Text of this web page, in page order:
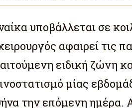
υποβάλλεται σε
αφαιρεί τις
ειδική ζώνη
μίας
την επόμενη ημέρα.